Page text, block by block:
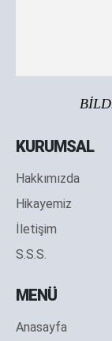
KURUMSAL
Hakkımızda
Hikayemiz
İletişim
S.S.S.
MENÜ
Anasayfa